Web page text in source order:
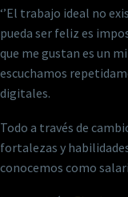
‘’El trabajo ideal no
pueda ser feliz es
que me gustan es un
escuchamos
digitales.
Todo a través de
fortalezas y
conocemos como